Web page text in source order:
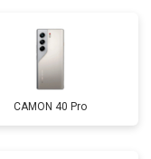
CAMON 40 Pro